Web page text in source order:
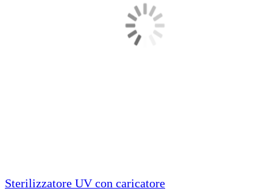
Sterilizzatore UV con caricatore